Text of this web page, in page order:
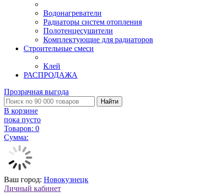
Водонагреватели
Радиаторы систем отопления
Полотенцесушители
Комплектующие для радиаторов
Строительные смеси
Клей
РАСПРОДАЖА
Прозрачная выгода
Найти
В корзине
пока пусто
Товаров: 0
Сумма:
Ваш город: Новокузнецк
Личный кабинет